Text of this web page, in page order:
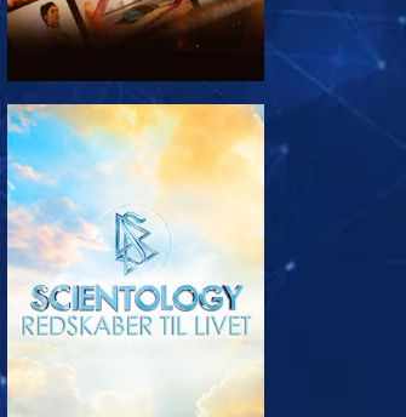
UDFORSK SERIEN